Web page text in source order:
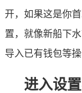
开，如果这是你
置，就像新船下
导入已有钱包等操
进入设